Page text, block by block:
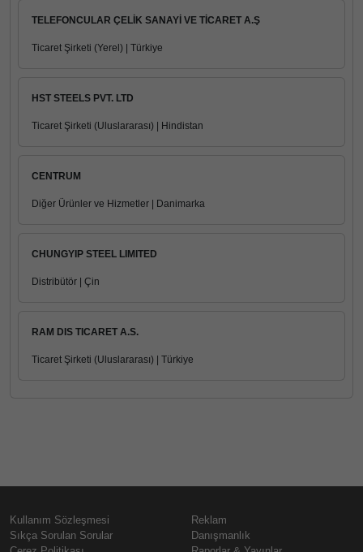
TELEFONCULAR ÇELİK SANAYİ VE TİCARET A.Ş
Ticaret Şirketi (Yerel) | Türkiye
HST STEELS PVT. LTD
Ticaret Şirketi (Uluslararası) | Hindistan
CENTRUM
Diğer Ürünler ve Hizmetler | Danimarka
CHUNGYIP STEEL LIMITED
Distribütör | Çin
RAM DIS TICARET A.S.
Ticaret Şirketi (Uluslararası) | Türkiye
Kullanım Sözleşmesi
Sıkça Sorulan Sorular
Reklam
Danışmanlık